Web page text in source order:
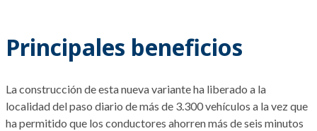
Principales beneficios
La construcción de esta nueva variante ha liberado a la
localidad del paso diario de más de 3.300 vehículos a la vez que
ha permitido que los conductores ahorren más de seis minutos